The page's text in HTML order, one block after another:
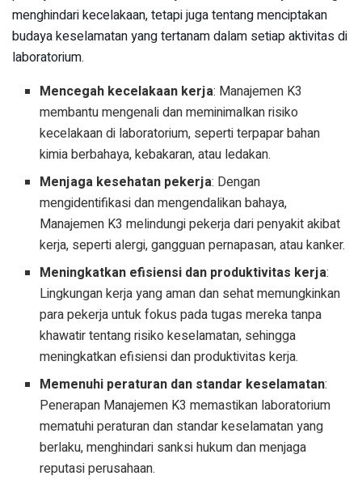
menghindari kecelakaan, tetapi juga tentang menciptakan
budaya keselamatan yang tertanam dalam setiap aktivitas di
laboratorium.
Mencegah kecelakaan kerja: Manajemen K3
membantu mengenali dan meminimalkan risiko
kecelakaan di laboratorium, seperti terpapar bahan
kimia berbahaya, kebakaran, atau ledakan.
Menjaga kesehatan pekerja: Dengan
mengidentifikasi dan mengendalikan bahaya,
Manajemen K3 melindungi pekerja dari penyakit akibat
kerja, seperti alergi, gangguan pernapasan, atau kanker.
Meningkatkan efisiensi dan produktivitas kerja:
Lingkungan kerja yang aman dan sehat memungkinkan
para pekerja untuk fokus pada tugas mereka tanpa
khawatir tentang risiko keselamatan, sehingga
meningkatkan efisiensi dan produktivitas kerja.
Memenuhi peraturan dan standar keselamatan:
Penerapan Manajemen K3 memastikan laboratorium
mematuhi peraturan dan standar keselamatan yang
berlaku, menghindari sanksi hukum dan menjaga
reputasi perusahaan.